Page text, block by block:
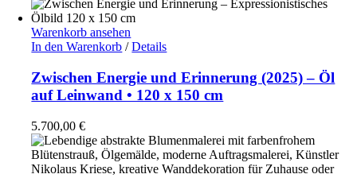
Warenkorb ansehen
In den Warenkorb / Details
Zwischen Energie und Erinnerung (2025) – Öl
auf Leinwand • 120 x 150 cm
5.700,00€